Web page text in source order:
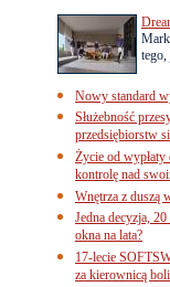
tego,
Nowy standard
Służebność
przedsiębiorstw
Życie od
kontrolę nad
Wnętrza z duszą
Jedna decyzja,
okna na lata?
17-lecie
za kierownicą